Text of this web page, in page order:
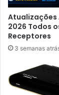
Atualizações
2026 Todos
Receptores
3 semanas